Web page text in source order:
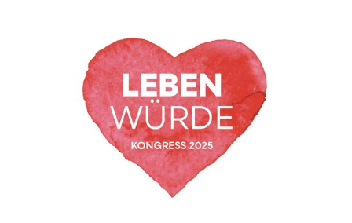
Nach acht Jahren Krankheit ist er auf die